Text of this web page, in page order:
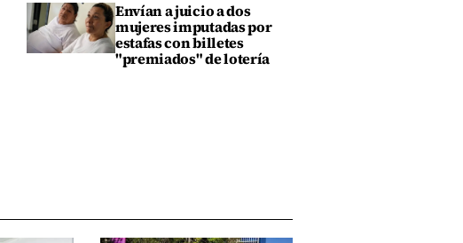
Envían a juicio a dos
mujeres imputadas por
estafas con billetes
"premiados" de lotería